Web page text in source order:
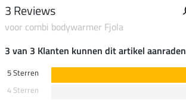
3 Reviews
voor combi bodywarmer Fjola
3 van 3 Klanten kunnen dit artikel aanraden
5 Sterren
4 Sterren